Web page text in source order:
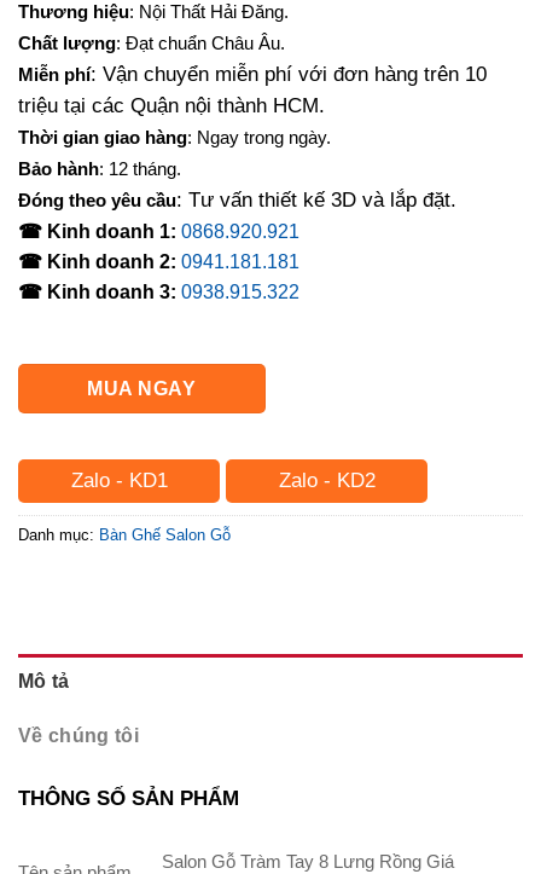
là:
8,500,000₫.
7,850,000₫.
Thương hiệu: Nội Thất Hải Đăng.
Chất lượng: Đạt chuẩn Châu Âu.
Miễn phí: Vận chuyển miễn phí với đơn hàng trên 10
triệu tại các Quận nội thành HCM.
Thời gian giao hàng: Ngay trong ngày.
Bảo hành: 12 tháng.
Đóng theo yêu cầu: Tư vấn thiết kế 3D và lắp đặt.
☎ Kinh doanh 1: 0868.920.921
☎ Kinh doanh 2: 0941.181.181
☎ Kinh doanh 3: 0938.915.322
MUA NGAY
Zalo - KD1 Zalo - KD2
Danh mục: Bàn Ghế Salon Gỗ
Mô tả
Về chúng tôi
THÔNG SỐ SẢN PHẨM
Salon Gỗ Tràm Tay 8 Lưng Rồng Giá